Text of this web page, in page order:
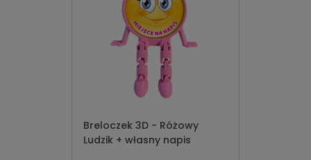
Breloczek 3D - Różowy
Ludzik + własny napis